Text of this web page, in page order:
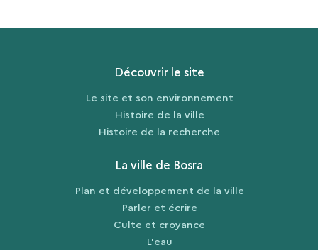
Découvrir le site
Le site et son environnement
Histoire de la ville
Histoire de la recherche
La ville de Bosra
Plan et développement de la ville
Parler et écrire
Culte et croyance
L'eau